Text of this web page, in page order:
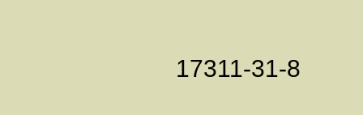
17311-31-8